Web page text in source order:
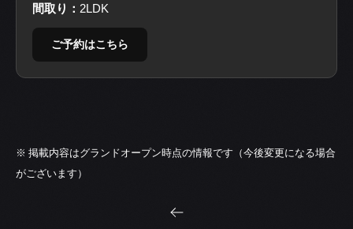
間取り： 2LDK
ご予約はこちら
※ 掲載内容はグランドオープン時点の情報です（今後変更になる場合
がございます）